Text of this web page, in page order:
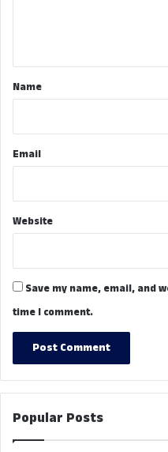
*Name
Email
Website
Save my name, email, and
time I comment.
Popular Posts